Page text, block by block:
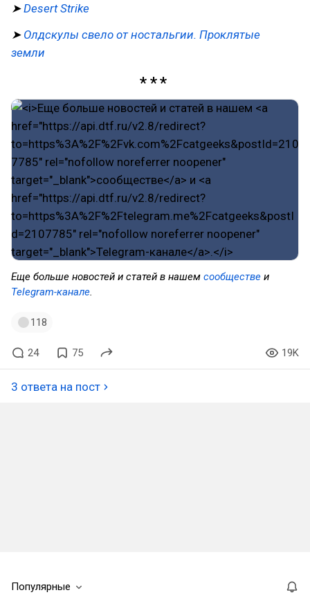
➤ Desert Strike
➤Олдскулы свело от ностальгии. Проклятые
земли
Еще больше новостей и статей в нашем сообществе и
Telegram-канале
118
24 75 19K
3 ответа на пост
Популярные